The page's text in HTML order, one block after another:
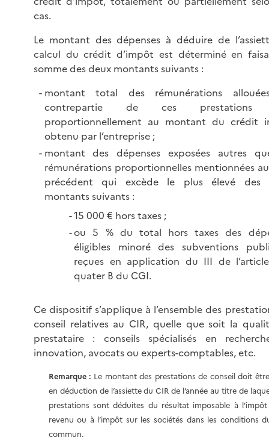
cas.
Le montant des dépenses à déduire de
calcul du crédit d’impôt est déterminé en
somme des deux montants suivants :
montant total des rémunérations
contrepartie de ces prestations
proportionnellement au montant du crédit
obtenu par l’entreprise ;
montant des dépenses exposées autres
rémunérations proportionnelles mentionnées
précédent qui excède le plus élevé des
montants suivants :
15 000 € hors taxes ;
ou 5 % du total hors taxes des
éligibles minoré des subventions
reçues en application du III de
quater B du CGI.
Ce dispositif s’applique à l’ensemble des
conseil relatives au CIR, quelle que soit la
prestataire : conseils spécialisés en
innovation, avocats ou experts-comptables, etc.
Remarque : Le montant des prestations de conseil doit
en déduction de l’assiette du CIR de l’année au titre de
prestations sont déduites du résultat imposable à
revenu ou à l’impôt sur les sociétés dans les conditions
commun.